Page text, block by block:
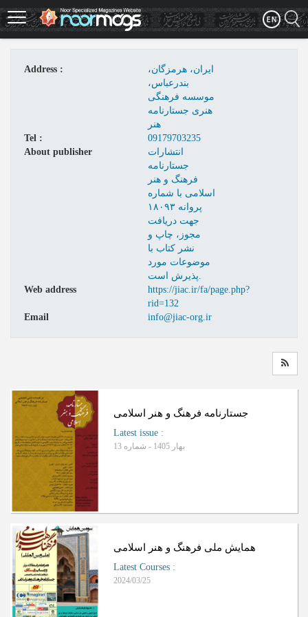
Skip
to
main
Address :
ایران، هرمزگان،
بندرعباس،
موسسه فرهنگی
هنری جستارنامه
هنر
Tel :
09179703235
About publisher
انتشارات
جستارنامه
فرهنگ و هنر
اسلامی با شماره
پروانه ۱۸۰۹۳
جهت دریافت
مجوز، چاپ و
نشر کتاب با
موضوعات مورد
پذیرش است.
Web address
https://jiac.ir/fa/page.php?
rid=132
Email
info@jiac-org.ir
جستارنامه فرهنگ و هنر اسلامی
Latest issue :
بهار 1405 - شماره 13
همایش ملی فرهنگ و هنر اسلامی
Latest Courses :
2024/03/25